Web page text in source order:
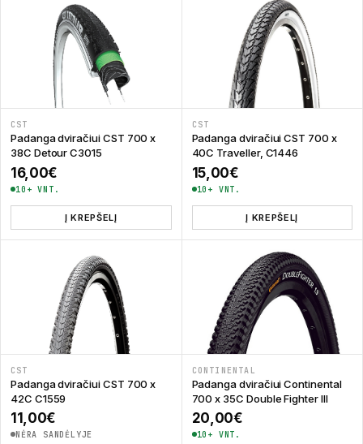
CST
Padanga dviračiui CST 700 x
38C Detour C3015
16,00€
10+ VNT.
Į KREPŠELĮ
CST
Padanga dviračiui CST 700 x
40C Traveller, C1446
15,00€
10+ VNT.
Į KREPŠELĮ
CST
Padanga dviračiui CST 700 x
42C C1559
11,00€
NĖRA SANDĖLYJE
CONTINENTAL
Padanga dviračiui Continental
700 x 35C Double Fighter III
20,00€
10+ VNT.